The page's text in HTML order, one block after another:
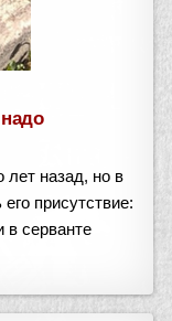
назад, но в
присутствие:
в серванте